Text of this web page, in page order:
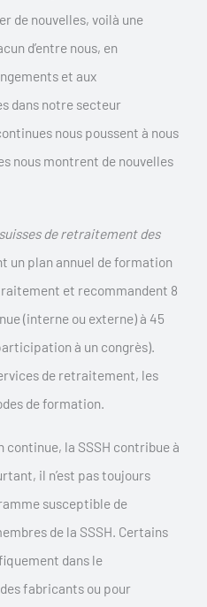
de nouvelles, voilà une
d’entre nous, en
et aux
dans notre secteur
nous poussent à nous
nous montrent de nouvelles
de retraitement des
un plan annuel de formation
et recommandent 8
(interne ou externe) à 45
à un congrès).
de retraitement, les
de formation.
la SSSH contribue à
il n’est pas toujours
susceptible de
de la SSSH. Certains
dans le
fabricants ou pour